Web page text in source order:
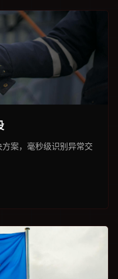
案，毫秒级识别异常交